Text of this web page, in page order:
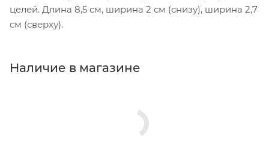
целей. Длина 8,5 см, ширина 2 см (снизу), ширина 2,7
см (сверху).
Наличие в магазине